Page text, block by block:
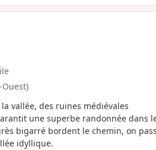
vallée, des ruines médiévales
une superbe randonnée dans
bigarré bordent le chemin, on
idyllique.